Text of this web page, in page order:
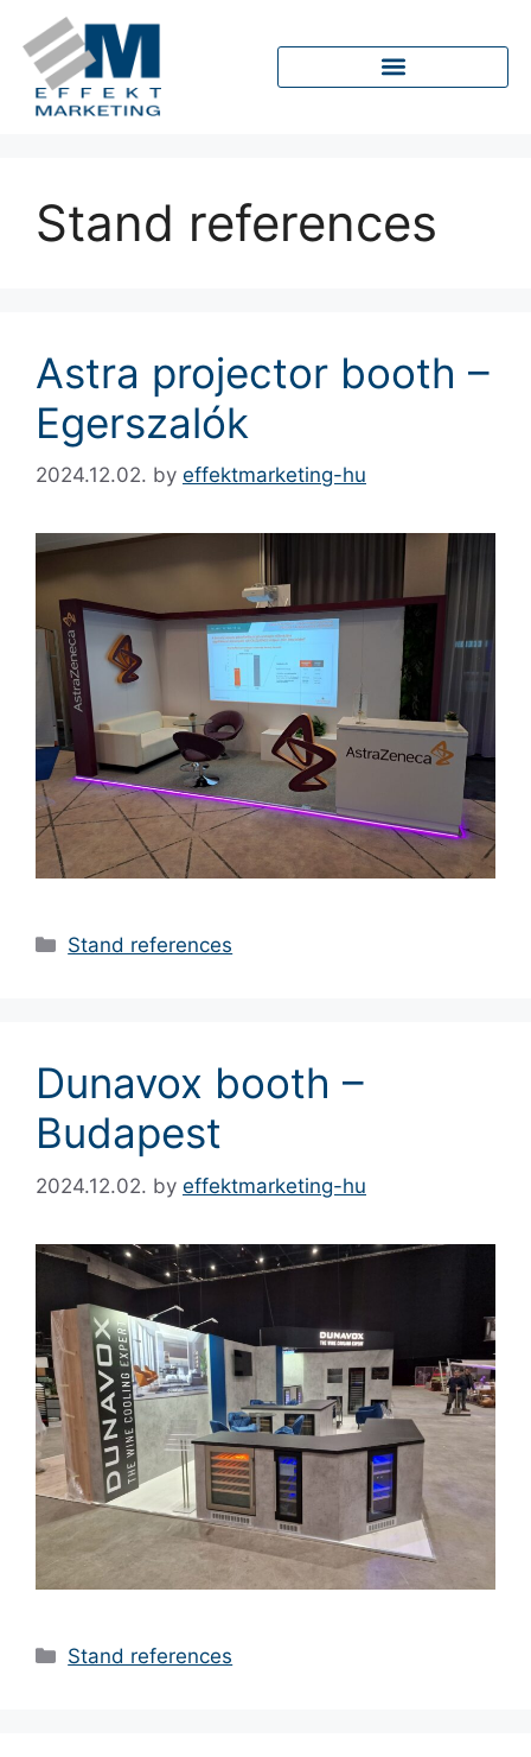
Stand references
Astra projector booth –
Egerszalók
2024.12.02. by effektmarketing-hu
Stand references
Dunavox booth –
Budapest
2024.12.02. by effektmarketing-hu
Stand references